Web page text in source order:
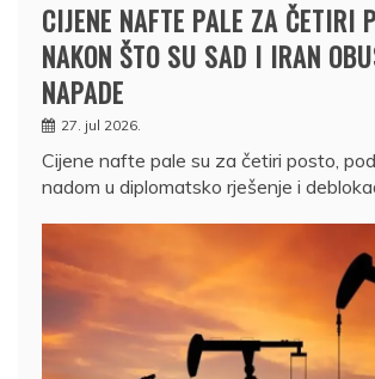
CIJENE NAFTE PALE ZA ČETIRI
NAKON ŠTO SU SAD I IRAN
NAPADE
27. jul 2026.
Cijene nafte pale su za četiri posto,
nadom u diplomatsko rješenje i